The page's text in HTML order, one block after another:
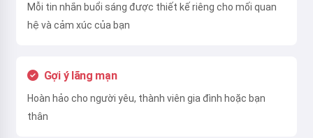
Mỗi tin nhắn buổi sáng được thiết kế riêng cho mối quan
hệ và cảm xúc của bạn
Gợi ý lãng mạn
Hoàn hảo cho người yêu, thành viên gia đình hoặc bạn
thân